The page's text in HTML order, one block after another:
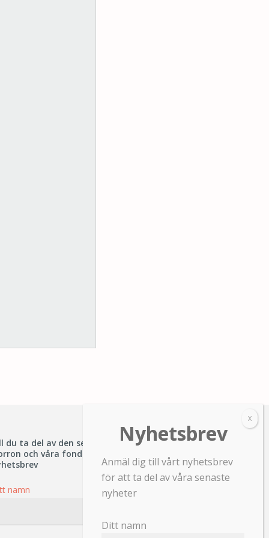
du ta del av den senaste informationen om
och våra fonder – prenumerera på vårt
namn
Anmäl dig till vårt nyhetsbrev
för att ta del av våra senaste
nyheter
Ditt namn